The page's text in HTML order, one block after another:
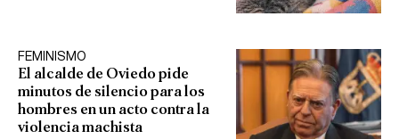
FEMINISMO
El alcalde de Oviedo pide
minutos de silencio para los
hombres en un acto contra la
violencia machista